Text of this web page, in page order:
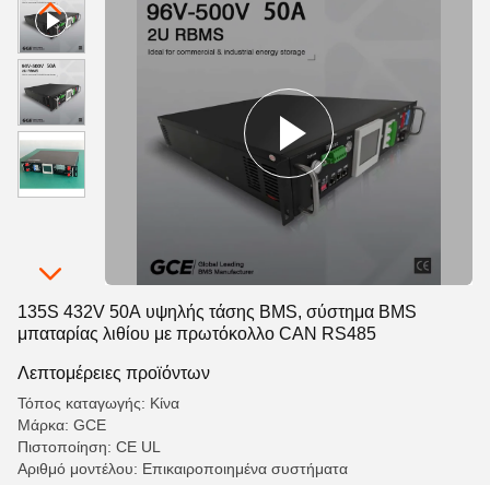
135S 432V 50A υψηλής τάσης BMS, σύστημα BMS
μπαταρίας λιθίου με πρωτόκολλο CAN RS485
Λεπτομέρειες προϊόντων
Τόπος καταγωγής: Κίνα
Μάρκα: GCE
Πιστοποίηση: CE UL
Αριθμό μοντέλου: Επικαιροποιημένα συστήματα